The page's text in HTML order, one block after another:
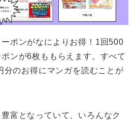
ポンがなによりお得！1回500
ンが6枚ももらえます。すべて
分のお得にマンガを読むことが
富となっていて、いろんなク